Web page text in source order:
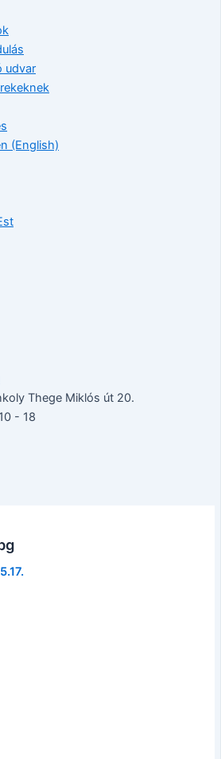
udvar
(English)
Thege Miklós út 20.
- 18